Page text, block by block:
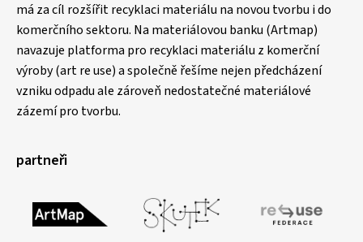
má za cíl rozšířit recyklaci materiálu na novou tvorbu i do
komerčního sektoru. Na materiálovou banku (Artmap)
navazuje platforma pro recyklaci materiálu z komerční
výroby (art re use) a společně řešíme nejen předcházení
vzniku odpadu ale zároveň nedostatečné materiálové
zázemí pro tvorbu.
partneři